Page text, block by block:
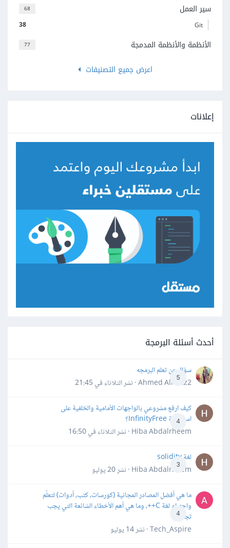
68 سير العمل
38 Git
77
الأنظمة والأنظمة المدمجة
اعرض جميع التصنيفات
إعلانات
أحدث أسئلة البرمجة
5
سؤال عن تعلم البرمجه
Ahmed Alhafiz2 · نشر
الثلاثاء في 21:45
4
كيف ارفع مشروعي بالواجهات الأمامية والخلفية على
استضافة InfinityFree؟
Hiba Abdalrheem · نشر
الثلاثاء في 16:50
3
لغة solidity
Hiba Abdalrheem · نشر
20 يوليو
4
ما هي أفضل المصادر المجانية (كورسات، كتب، أدوات) لتعلّم
واحترام لغة C++، وما هي أهم الأخطاء الشائعة التي يجب
تجنبها؟
Tech_Aspire · نشر
14 يوليو